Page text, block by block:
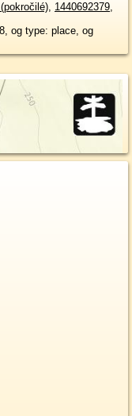
, 1440692379,
og type: place, og